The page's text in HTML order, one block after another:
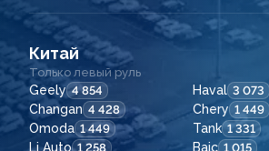
Китай
Только левый руль
Geely 4 854 Haval 3 073
Changan 4 428 Chery 1 449
Omoda 1 449 Tank 1 331
Li Auto 1 258 Baic 1 015